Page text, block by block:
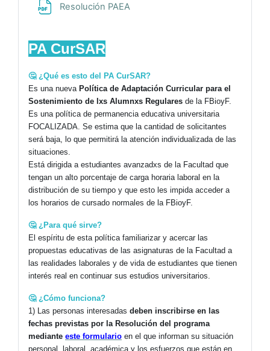
Resolución PAEA
PA CurSAR
🤔 ¿Qué es esto del PA CurSAR?
Es una nueva Política de Adaptación Curricular para el
Sostenimiento de lxs Alumnxs Regulares de la FBioyF.
Es una política de permanencia educativa universitaria
FOCALIZADA. Se estima que la cantidad de solicitantes
será baja, lo que permitirá la atención individualizada de las
situaciones.
Está dirigida a estudiantes avanzadxs de la Facultad que
tengan un alto porcentaje de carga horaria laboral en la
distribución de su tiempo y que esto les impida acceder a
los horarios de cursado normales de la FBioyF.
🤔 ¿Para qué sirve?
El espíritu de esta política familiarizar y acercar las
propuestas educativas de las asignaturas de la Facultad a
las realidades laborales y de vida de estudiantes que tienen
interés real en continuar sus estudios universitarios.
🤔 ¿Cómo funciona?
1) Las personas interesadas deben inscribirse en las
fechas previstas por la Resolución del programa
mediante este formulario en el que informan su situación
personal, laboral, académica y los esfuerzos que están en